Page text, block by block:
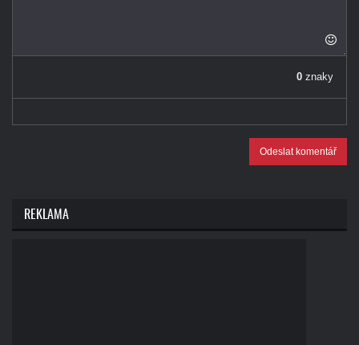
0 znaky
Odeslat komentář
REKLAMA